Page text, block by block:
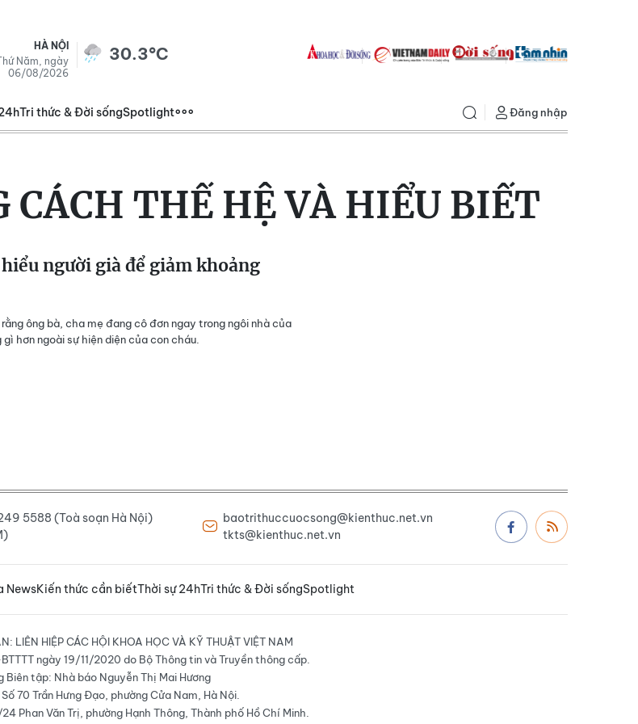
HÀ NỘI
Năm, ngày
06/08/2026
30.3°C
Tri thức & Đời sốngSpotlight Đăng nhập
CÁCH THẾ HỆ VÀ HIỂU BIẾT
người già để giảm khoảng
ông bà, cha mẹ đang cô đơn ngay trong ngôi nhà của
hơn ngoài sự hiện diện của con cháu.
5588 (Toà soạn Hà Nội)
baotrithuccuocsong@kienthuc.net.vn
tkts@kienthuc.net.vn
NewsKiến thức cần biếtThời sự 24hTri thức & Đời sốngSpotlight
LIÊN HIỆP CÁC HỘI KHOA HỌC VÀ KỸ THUẬT VIỆT NAM
ngày 19/11/2020 do Bộ Thông tin và Truyền thông cấp.
Biên tập: Nhà báo Nguyễn Thị Mai Hương
70 Trần Hưng Đạo, phường Cửa Nam, Hà Nội.
Phan Văn Trị, phường Hạnh Thông, Thành phố Hồ Chí Minh.